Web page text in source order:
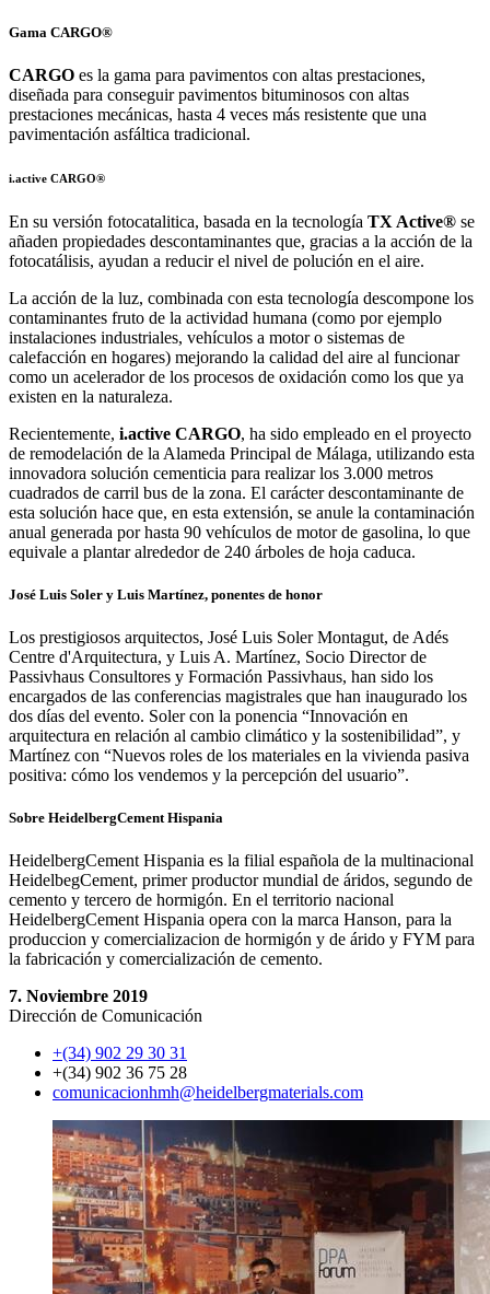
Gama CARGO®
CARGO es la gama para pavimentos con altas prestaciones,
diseñada para conseguir pavimentos bituminosos con altas
prestaciones mecánicas, hasta 4 veces más resistente que una
pavimentación asfáltica tradicional.
i.active CARGO®
En su versión fotocatalitica, basada en la tecnología TX Active® se
añaden propiedades descontaminantes que, gracias a la acción de la
fotocatálisis, ayudan a reducir el nivel de polución en el aire.
La acción de la luz, combinada con esta tecnología descompone los
contaminantes fruto de la actividad humana (como por ejemplo
instalaciones industriales, vehículos a motor o sistemas de
calefacción en hogares) mejorando la calidad del aire al funcionar
como un acelerador de los procesos de oxidación como los que ya
existen en la naturaleza.
Recientemente, i.active CARGO, ha sido empleado en el proyecto
de remodelación de la Alameda Principal de Málaga, utilizando esta
innovadora solución cementicia para realizar los 3.000 metros
cuadrados de carril bus de la zona. El carácter descontaminante de
esta solución hace que, en esta extensión, se anule la contaminación
anual generada por hasta 90 vehículos de motor de gasolina, lo que
equivale a plantar alrededor de 240 árboles de hoja caduca.
José Luis Soler y Luis Martínez, ponentes de honor
Los prestigiosos arquitectos, José Luis Soler Montagut, de Adés
Centre d'Arquitectura, y Luis A. Martínez, Socio Director de
Passivhaus Consultores y Formación Passivhaus, han sido los
encargados de las conferencias magistrales que han inaugurado los
dos días del evento. Soler con la ponencia “Innovación en
arquitectura en relación al cambio climático y la sostenibilidad”, y
Martínez con “Nuevos roles de los materiales en la vivienda pasiva
positiva: cómo los vendemos y la percepción del usuario”.
Sobre HeidelbergCement Hispania
HeidelbergCement Hispania es la filial española de la multinacional
HeidelbegCement, primer productor mundial de áridos, segundo de
cemento y tercero de hormigón. En el territorio nacional
HeidelbergCement Hispania opera con la marca Hanson, para la
produccion y comercializacion de hormigón y de árido y FYM para
la fabricación y comercialización de cemento.
7. Noviembre 2019
Dirección de Comunicación
+(34) 902 29 30 31
+(34) 902 36 75 28
comunicacionhmh​@heidelbergmaterials.com